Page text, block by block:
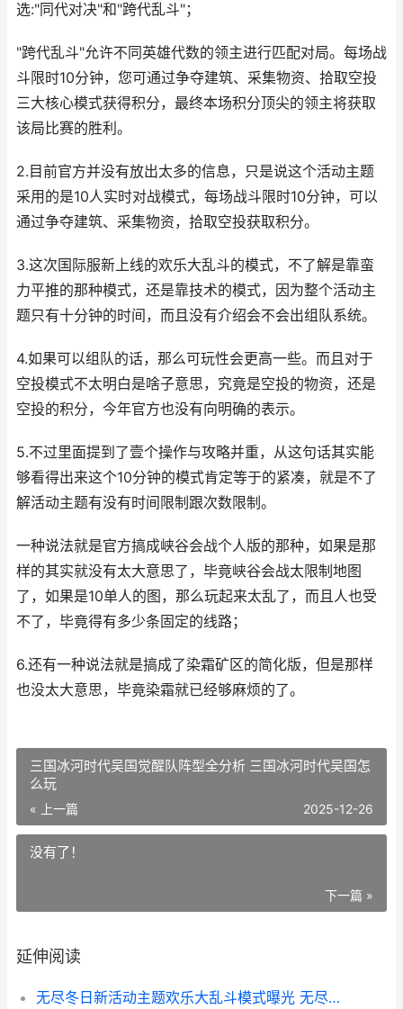
选:"同代对决"和"跨代乱斗"；
"跨代乱斗"允许不同英雄代数的领主进行匹配对局。每场战
斗限时10分钟，您可通过争夺建筑、采集物资、拾取空投
三大核心模式获得积分，最终本场积分顶尖的领主将获取
该局比赛的胜利。
2.目前官方并没有放出太多的信息，只是说这个活动主题
采用的是10人实时对战模式，每场战斗限时10分钟，可以
通过争夺建筑、采集物资，拾取空投获取积分。
3.这次国际服新上线的欢乐大乱斗的模式，不了解是靠蛮
力平推的那种模式，还是靠技术的模式，因为整个活动主
题只有十分钟的时间，而且没有介绍会不会出组队系统。
4.如果可以组队的话，那么可玩性会更高一些。而且对于
空投模式不太明白是啥子意思，究竟是空投的物资，还是
空投的积分，今年官方也没有向明确的表示。
5.不过里面提到了壹个操作与攻略并重，从这句话其实能
够看得出来这个10分钟的模式肯定等于的紧凑，就是不了
解活动主题有没有时间限制跟次数限制。
一种说法就是官方搞成峡谷会战个人版的那种，如果是那
样的其实就没有太大意思了，毕竟峡谷会战太限制地图
了，如果是10单人的图，那么玩起来太乱了，而且人也受
不了，毕竟得有多少条固定的线路；
6.还有一种说法就是搞成了染霜矿区的简化版，但是那样
也没太大意思，毕竟染霜就已经够麻烦的了。
三国冰河时代吴国觉醒队阵型全分析 三国冰河时代吴国怎
么玩
« 上一篇 2025-12-26
没有了！
下一篇 »
延伸阅读
无尽冬日新活动主题欢乐大乱斗模式曝光 无尽冬日活动时间表